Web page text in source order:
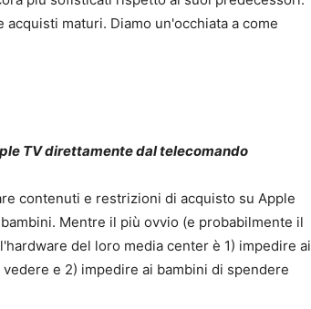
maturi. Diamo un'occhiata a come
TV direttamente dal telecomando
contenuti e restrizioni di acquisto su Apple
Mentre il più ovvio (e probabilmente il
del loro media center è 1) impedire ai
e 2) impedire ai bambini di spendere